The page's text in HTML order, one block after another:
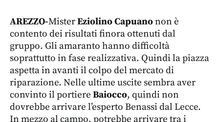
AREZZO-MisterEziolino Capuanonon è
contento dei risultati finora ottenuti dal
gruppo. Gli amaranto hanno difficoltà
soprattutto in fase realizzativa. Quindi la piazza
aspetta in avanti il colpo del mercato di
riparazione. Nelle ultime uscite sembra aver
convinto il portiere Baiocco, quindi non
dovrebbe arrivare l’esperto Benassi dal Lecce.
In mezzo al campo, potrebbe arrivare tra i